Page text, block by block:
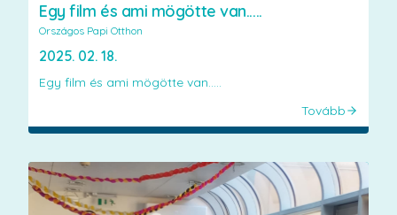
Egy film és ami mögötte van.....
Országos Papi Otthon
2025. 02. 18.
Egy film és ami mögötte van.....
Tovább